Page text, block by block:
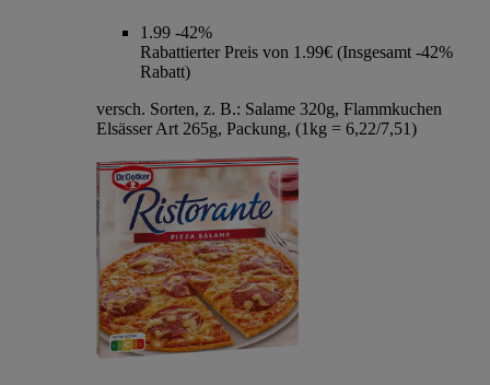
1.99 -42%
Rabattierter Preis von 1.99€ (Insgesamt -42%
Rabatt)
versch. Sorten, z. B.: Salame 320g, Flammkuchen
Elsässer Art 265g, Packung, (1kg = 6,22/7,51)